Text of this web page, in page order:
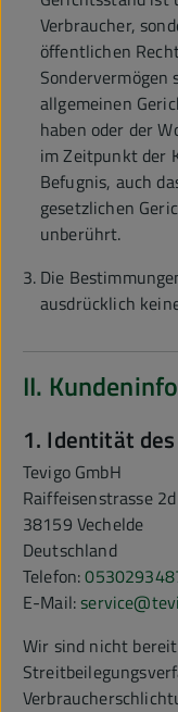
Verbraucher,
öffentlichen
Sondervermögen
allgemeinen
haben oder der
im Zeitpunkt der
Befugnis, auch
gesetzlichen
unberührt.
Die
ausdrücklich
II.
1. Identität
Tevigo GmbH
Raiffeisenstrasse 2d
38159 Vechelde
Deutschland
Telefon:
E-Mail:
Wir sind nicht